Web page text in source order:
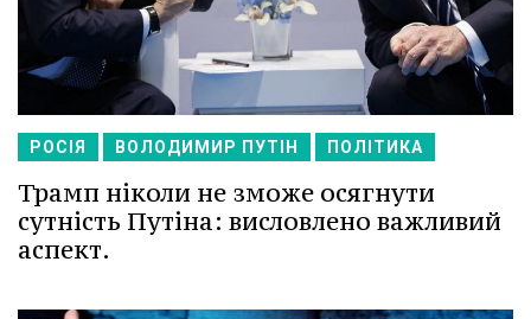
РОСІЯ ВОЛОДИМИР ПУТІН ПОЛІТИКА
Трамп ніколи не зможе осягнути
сутність Путіна: висловлено важливий
аспект.